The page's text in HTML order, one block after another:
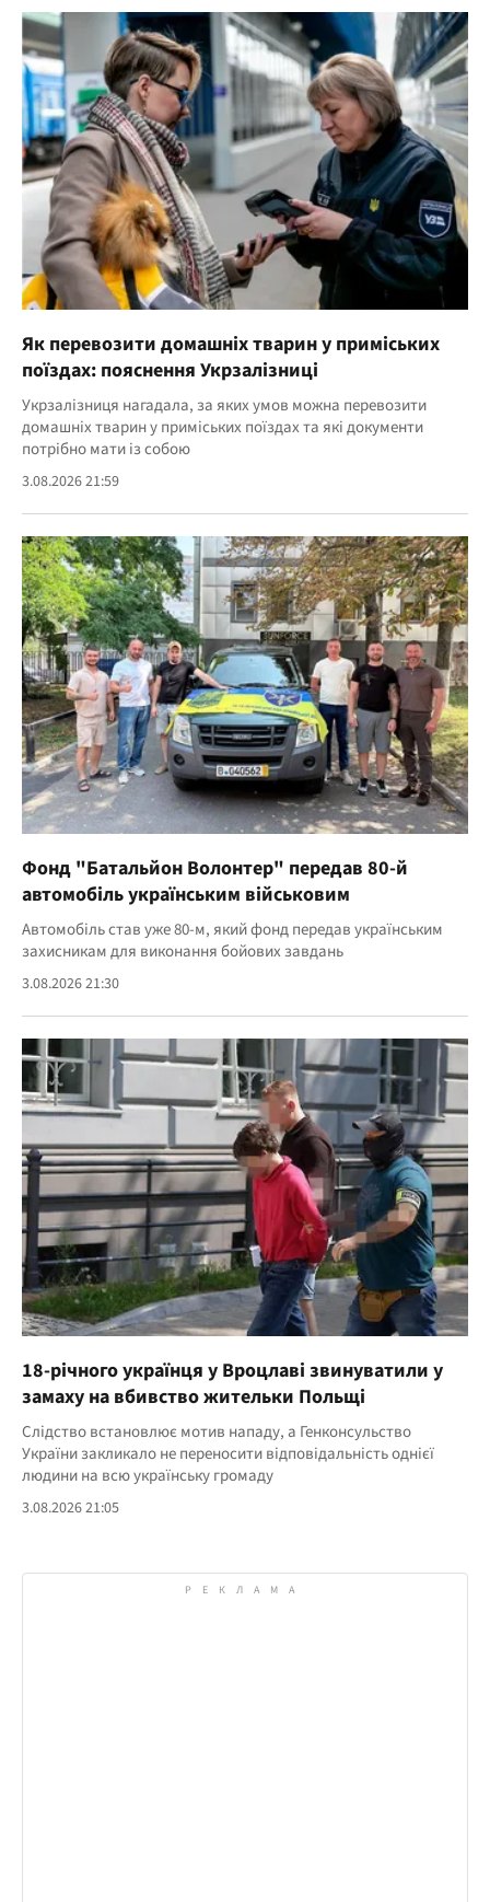
Як перевозити домашніх тварин у приміських
поїздах: пояснення Укрзалізниці
Укрзалізниця нагадала, за яких умов можна перевозити
домашніх тварин у приміських поїздах та які документи
потрібно мати із собою
3.08.2026 21:59
Фонд "Батальйон Волонтер" передав 80-й
автомобіль українським військовим
Автомобіль став уже 80-м, який фонд передав українським
захисникам для виконання бойових завдань
3.08.2026 21:30
18-річного українця у Вроцлаві звинуватили у
замаху на вбивство жительки Польщі
Слідство встановлює мотив нападу, а Генконсульство
України закликало не переносити відповідальність однієї
людини на всю українську громаду
3.08.2026 21:05